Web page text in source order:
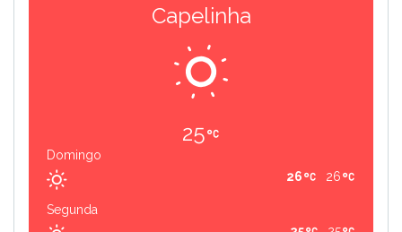
Capelinha
25
Domingo
26
26
Segunda